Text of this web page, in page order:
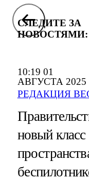
10:19 01
АВГУСТА 2025
РЕДАКЦИЯ
СЛЕДИТЕ ЗА
НОВОСТЯМИ:
новый